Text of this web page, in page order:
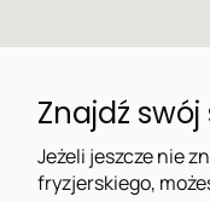
Znajdź
Jeżeli jeszcze nie
fryzjerskiego,